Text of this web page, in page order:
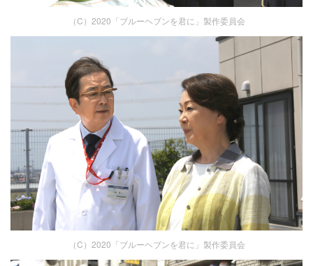
（C）2020「ブルーヘブンを君に」製作委員会
（C）2020「ブルーヘブンを君に」製作委員会